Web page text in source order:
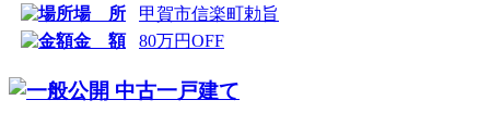
場 所
甲賀市信楽町勅旨
金 額
80万円OFF
中古一戸建て